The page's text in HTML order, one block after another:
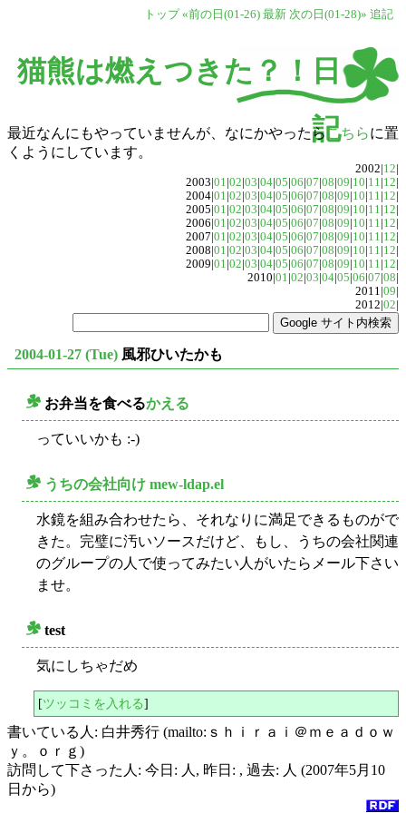
トップ «前の日(01-26) 最新 次の日(01-28)» 追記
猫熊は燃えつきた？！日
記
最近なんにもやっていませんが、なにかやったら こちらに置
くようにしています。
2002|12|
2003|01|02|03|04|05|06|07|08|09|10|11|12|
2004|01|02|03|04|05|06|07|08|09|10|11|12|
2005|01|02|03|04|05|06|07|08|09|10|11|12|
2006|01|02|03|04|05|06|07|08|09|10|11|12|
2007|01|02|03|04|05|06|07|08|09|10|11|12|
2008|01|02|03|04|05|06|07|08|09|10|11|12|
2009|01|02|03|04|05|06|07|08|09|10|11|12|
2010|01|02|03|04|05|06|07|08|
2011|09|
2012|02|
2004-01-27 (Tue) 風邪ひいたかも
お弁当を食べるかえる
っていいかも :-)
うちの会社向け mew-ldap.el
水鏡を組み合わせたら、それなりに満足できるものがで
きた。完璧に汚いソースだけど、もし、うちの会社関連
のグループの人で使ってみたい人がいたらメール下さい
ませ。
test
気にしちゃだめ
[ツッコミを入れる]
書いている人: 白井秀行 (mailto:ｓｈｉｒａｉ＠ｍｅａｄｏｗ
ｙ。ｏｒｇ)
訪問して下さった人: 今日: 人, 昨日: , 過去: 人 (2007年5月10
日から)